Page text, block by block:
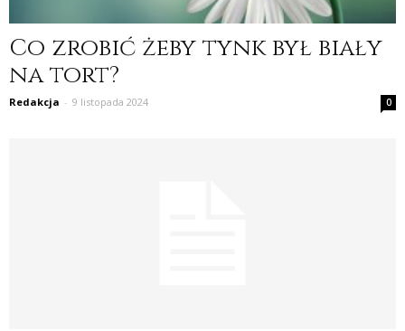
Co zrobić żeby tynk był biały
na tort?
Redakcja - 9 listopada 2024 0